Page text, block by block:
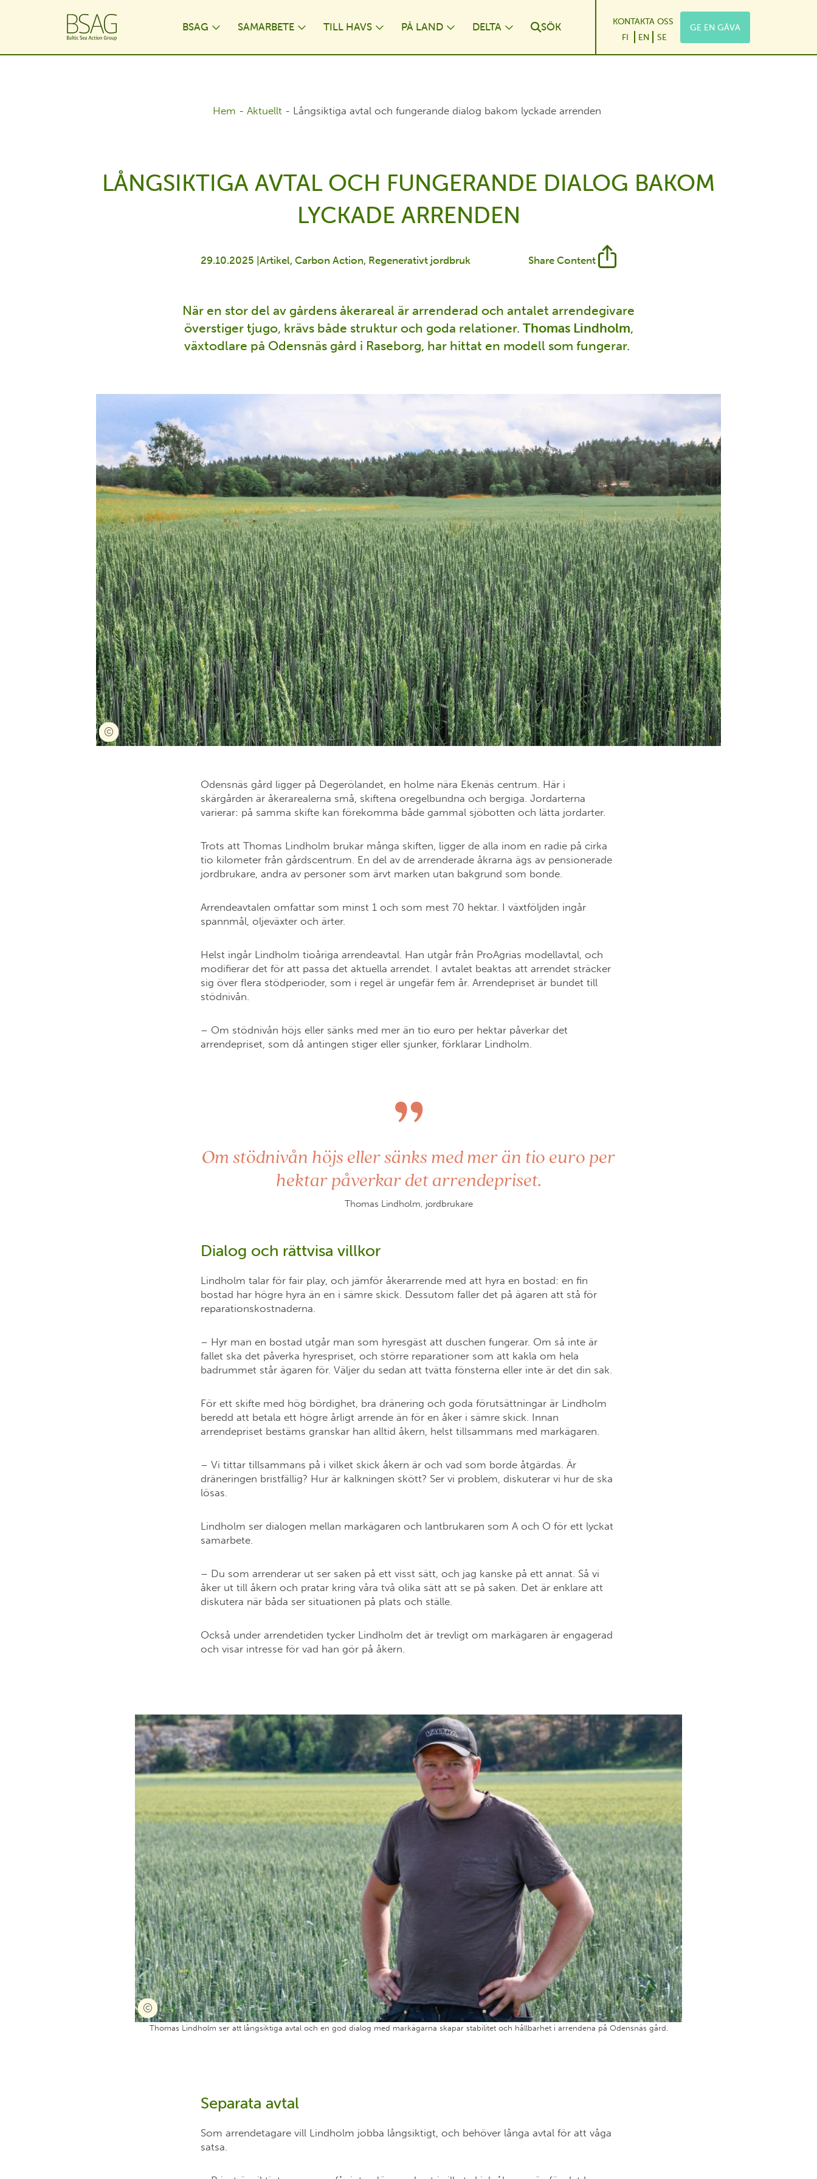
BSAG SAMARBETE TILL HAVS PÅ LAND
Toggle Dropdown
DELTA
Toggle Dropdown
SÖK
FI EN SE
KONTAKTA OSS
GE EN GÅVA
Hem - Aktuellt - Långsiktiga avtal och fungerande dialog bakom lyckade arrenden
LÅNGSIKTIGA AVTAL OCH FUNGERANDE DIALOG BAKOM
LYCKADE ARRENDEN
29.10.2025 | Artikel Carbon Action Regenerativt jordbruk Share Content
När en stor del av gårdens åkerareal är arrenderad och antalet arrendegivare
överstiger tjugo, krävs både struktur och goda relationer. Thomas Lindholm,
växtodlare på Odensnäs gård i Raseborg, har hittat en modell som fungerar.
Odensnäs gård ligger på Degerölandet, en holme nära Ekenäs centrum. Här i
skärgården är åkerarealerna små, skiftena oregelbundna och bergiga. Jordarterna
varierar: på samma skifte kan förekomma både gammal sjöbotten och lätta jordarter.
Trots att Thomas Lindholm brukar många skiften, ligger de alla inom en radie på cirka
tio kilometer från gårdscentrum. En del av de arrenderade åkrarna ägs av pensionerade
jordbrukare, andra av personer som ärvt marken utan bakgrund som bonde.
Arrendeavtalen omfattar som minst 1 och som mest 70 hektar. I växtföljden ingår
spannmål, oljeväxter och ärter.
Helst ingår Lindholm tioåriga arrendeavtal. Han utgår från ProAgrias modellavtal, och
modifierar det för att passa det aktuella arrendet. I avtalet beaktas att arrendet sträcker
sig över flera stödperioder, som i regel är ungefär fem år. Arrendepriset är bundet till
stödnivån.
– Om stödnivån höjs eller sänks med mer än tio euro per hektar påverkar det
arrendepriset, som då antingen stiger eller sjunker, förklarar Lindholm.
”
Om stödnivån höjs eller sänks med mer än tio euro per
hektar påverkar det arrendepriset.
Thomas Lindholm, jordbrukare
Dialog och rättvisa villkor
Lindholm talar för fair play, och jämför åkerarrende med att hyra en bostad: en fin
bostad har högre hyra än en i sämre skick. Dessutom faller det på ägaren att stå för
reparationskostnaderna.
– Hyr man en bostad utgår man som hyresgäst att duschen fungerar. Om så inte är
fallet ska det påverka hyrespriset, och större reparationer som att kakla om hela
badrummet står ägaren för. Väljer du sedan att tvätta fönsterna eller inte är det din sak.
För ett skifte med hög bördighet, bra dränering och goda förutsättningar är Lindholm
beredd att betala ett högre årligt arrende än för en åker i sämre skick. Innan
arrendepriset bestäms granskar han alltid åkern, helst tillsammans med markägaren.
– Vi tittar tillsammans på i vilket skick åkern är och vad som borde åtgärdas. Är
dräneringen bristfällig? Hur är kalkningen skött? Ser vi problem, diskuterar vi hur de ska
lösas.
Lindholm ser dialogen mellan markägaren och lantbrukaren som A och O för ett lyckat
samarbete.
– Du som arrenderar ut ser saken på ett visst sätt, och jag kanske på ett annat. Så vi
åker ut till åkern och pratar kring våra två olika sätt att se på saken. Det är enklare att
diskutera när båda ser situationen på plats och ställe.
Också under arrendetiden tycker Lindholm det är trevligt om markägaren är engagerad
och visar intresse för vad han gör på åkern.
Thomas Lindholm ser att långsiktiga avtal och en god dialog med markägarna skapar stabilitet och hållbarhet i arrendena på Odensnäs gård.
Separata avtal
Som arrendetagare vill Lindholm jobba långsiktigt, och behöver långa avtal för att våga
satsa.